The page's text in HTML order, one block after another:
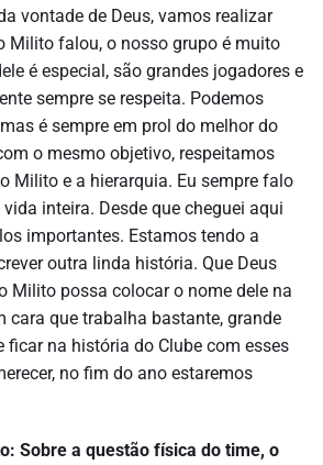
vontade de Deus, vamos realizar
Milito falou, o nosso grupo é muito
é especial, são grandes jogadores e
sempre se respeita. Podemos
é sempre em prol do melhor do
o mesmo objetivo, respeitamos
Milito e a hierarquia. Eu sempre falo
inteira. Desde que cheguei aqui
importantes. Estamos tendo a
outra linda história. Que Deus
Milito possa colocar o nome dele na
cara que trabalha bastante, grande
ficar na história do Clube com esses
no fim do ano estaremos
Sobre a questão física do time, o